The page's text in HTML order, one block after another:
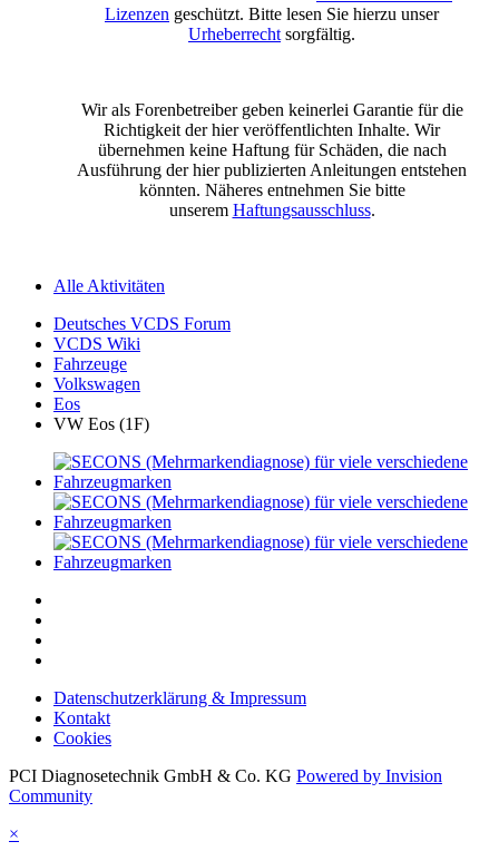
Lizenzen geschützt. Bitte lesen Sie hierzu unser
Urheberrecht sorgfältig.
Wir als Forenbetreiber geben keinerlei Garantie für die
Richtigkeit der hier veröffentlichten Inhalte. Wir
übernehmen keine Haftung für Schäden, die nach
Ausführung der hier publizierten Anleitungen entstehen
könnten. Näheres entnehmen Sie bitte
unserem Haftungsausschluss.
Alle Aktivitäten
Deutsches VCDS Forum
VCDS Wiki
Fahrzeuge
Volkswagen
Eos
VW Eos (1F)
Datenschutzerklärung & Impressum
Kontakt
Cookies
PCI Diagnosetechnik GmbH & Co. KG Powered by Invision
Community
×